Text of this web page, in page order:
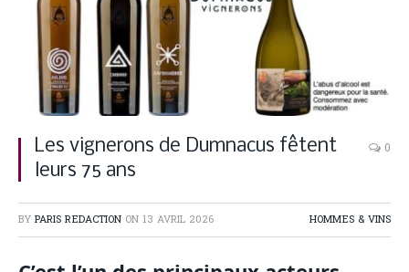
Les vignerons de Dumnacus fêtent
leurs 75 ans
0
BY PARIS REDACTION ON 13 AVRIL 2026 HOMMES & VINS